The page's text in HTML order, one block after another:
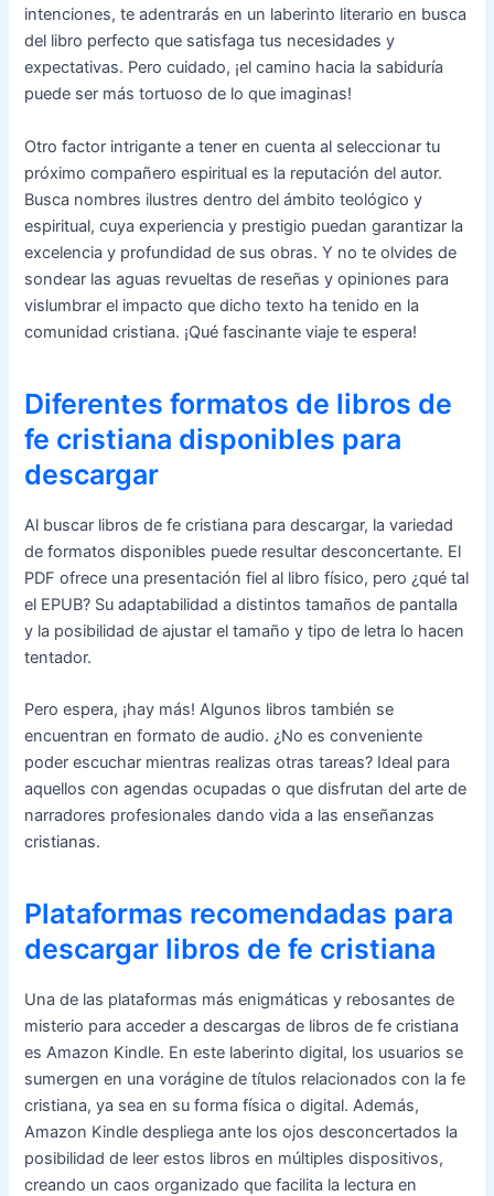
intenciones, te adentrarás en un laberinto literario en busca
del libro perfecto que satisfaga tus necesidades y
expectativas. Pero cuidado, ¡el camino hacia la sabiduría
puede ser más tortuoso de lo que imaginas!
Otro factor intrigante a tener en cuenta al seleccionar tu
próximo compañero espiritual es la reputación del autor.
Busca nombres ilustres dentro del ámbito teológico y
espiritual, cuya experiencia y prestigio puedan garantizar la
excelencia y profundidad de sus obras. Y no te olvides de
sondear las aguas revueltas de reseñas y opiniones para
vislumbrar el impacto que dicho texto ha tenido en la
comunidad cristiana. ¡Qué fascinante viaje te espera!
Diferentes formatos de libros de
fe cristiana disponibles para
descargar
Al buscar libros de fe cristiana para descargar, la variedad
de formatos disponibles puede resultar desconcertante. El
PDF ofrece una presentación fiel al libro físico, pero ¿qué tal
el EPUB? Su adaptabilidad a distintos tamaños de pantalla
y la posibilidad de ajustar el tamaño y tipo de letra lo hacen
tentador.
Pero espera, ¡hay más! Algunos libros también se
encuentran en formato de audio. ¿No es conveniente
poder escuchar mientras realizas otras tareas? Ideal para
aquellos con agendas ocupadas o que disfrutan del arte de
narradores profesionales dando vida a las enseñanzas
cristianas.
Plataformas recomendadas para
descargar libros de fe cristiana
Una de las plataformas más enigmáticas y rebosantes de
misterio para acceder a descargas de libros de fe cristiana
es Amazon Kindle. En este laberinto digital, los usuarios se
sumergen en una vorágine de títulos relacionados con la fe
cristiana, ya sea en su forma física o digital. Además,
Amazon Kindle despliega ante los ojos desconcertados la
posibilidad de leer estos libros en múltiples dispositivos,
creando un caos organizado que facilita la lectura en